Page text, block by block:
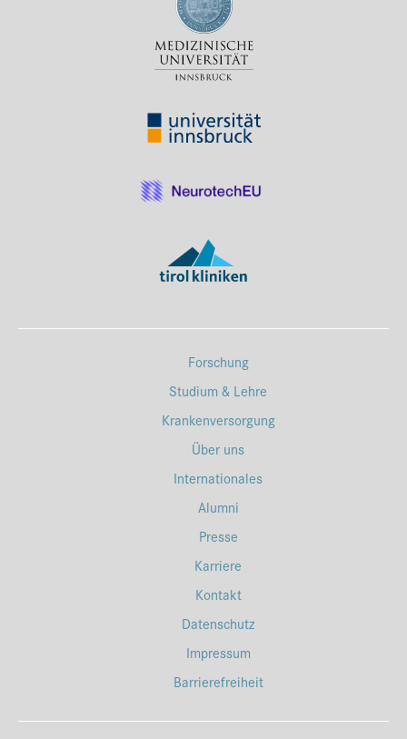
Forschung
Studium & Lehre
Krankenversorgung
Über uns
Internationales
Alumni
Presse
Karriere
Kontakt
Datenschutz
Impressum
Barrierefreiheit